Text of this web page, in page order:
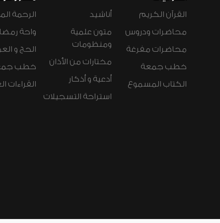
القرآن الكريم
محاضرات ودروس
محاضرات مفرغة
خطب جمعة
الكتاب المسموع
أناشيد
متون علمية
ومنظومات
مختارات من الأذان
أدعية و أذكار
استراحة التسجيلات
الرحمة
واحة
الحج و
خطب
القراءات